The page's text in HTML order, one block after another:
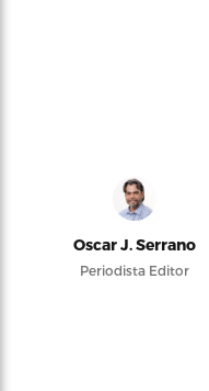
Oscar J. Serrano
Periodista Editor